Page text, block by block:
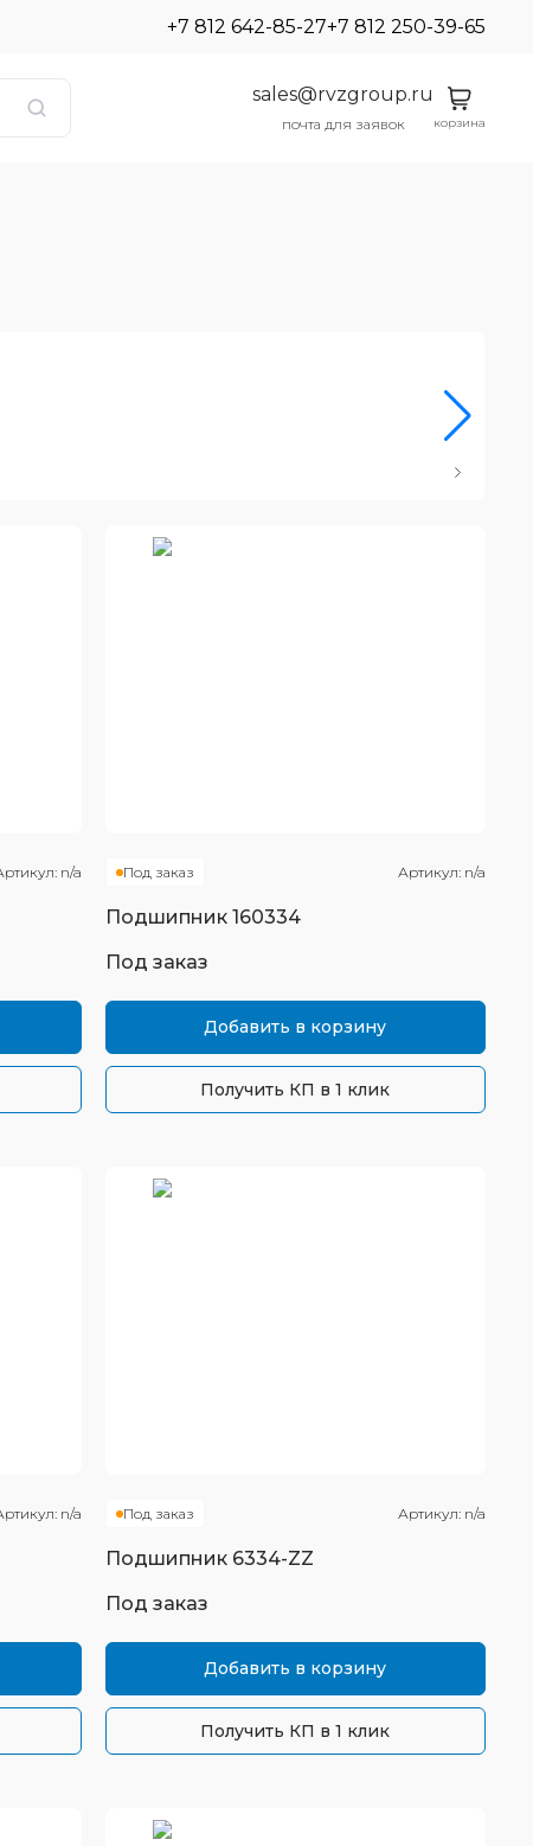
+7 812 642-85-27+7 812 250-39-65
sales@rvzgroup.ru
почта для заявок корзина
n/a Под заказ Артикул: n/a
Подшипник 160334
Под заказ
Добавить в корзину
Получить КП в 1 клик
n/a Под заказ Артикул: n/a
Подшипник 6334-ZZ
Под заказ
Добавить в корзину
Получить КП в 1 клик